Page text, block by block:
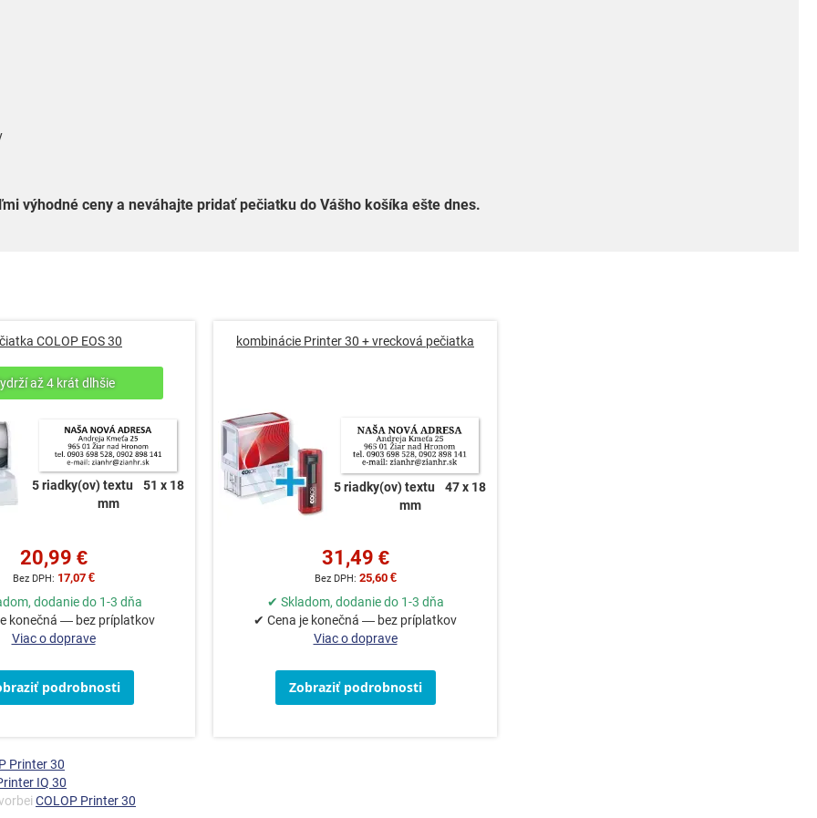
výhodné ceny a neváhajte pridať pečiatku do Vášho košíka ešte dnes.
COLOP EOS 30
5 riadky(ov) textu
51 x 18
mm
20,99 €
17,07 €
dodanie do 1-3 dňa
konečná — bez príplatkov
Viac o doprave
podrobnosti
kombinácie Printer 30 + vrecková pečiatka
5 riadky(ov) textu
47 x 18
mm
31,49 €
25,60 €
✔ Skladom, dodanie do 1-3 dňa
✔ Cena je konečná — bez príplatkov
Viac o doprave
Zobraziť podrobnosti
Printer 30
IQ 30
COLOP Printer 30